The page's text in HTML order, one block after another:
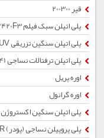
قیر 200300
پلی اتیلن سبک فیلم 2420F3
پلی اتیلن سنگین تزریقی 62N18UV
پلی اتیلن ترفتالات نساجی HomBright 641
اوره پریل
اوره گرانول
پلی اتیلن سنگین اکستروژن 48BF7
پلی پروپیلن نساجی (پودر) HP552R